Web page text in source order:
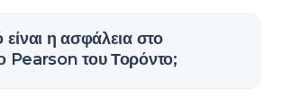
η ασφάλεια στο
Pearson του Τορόντο;